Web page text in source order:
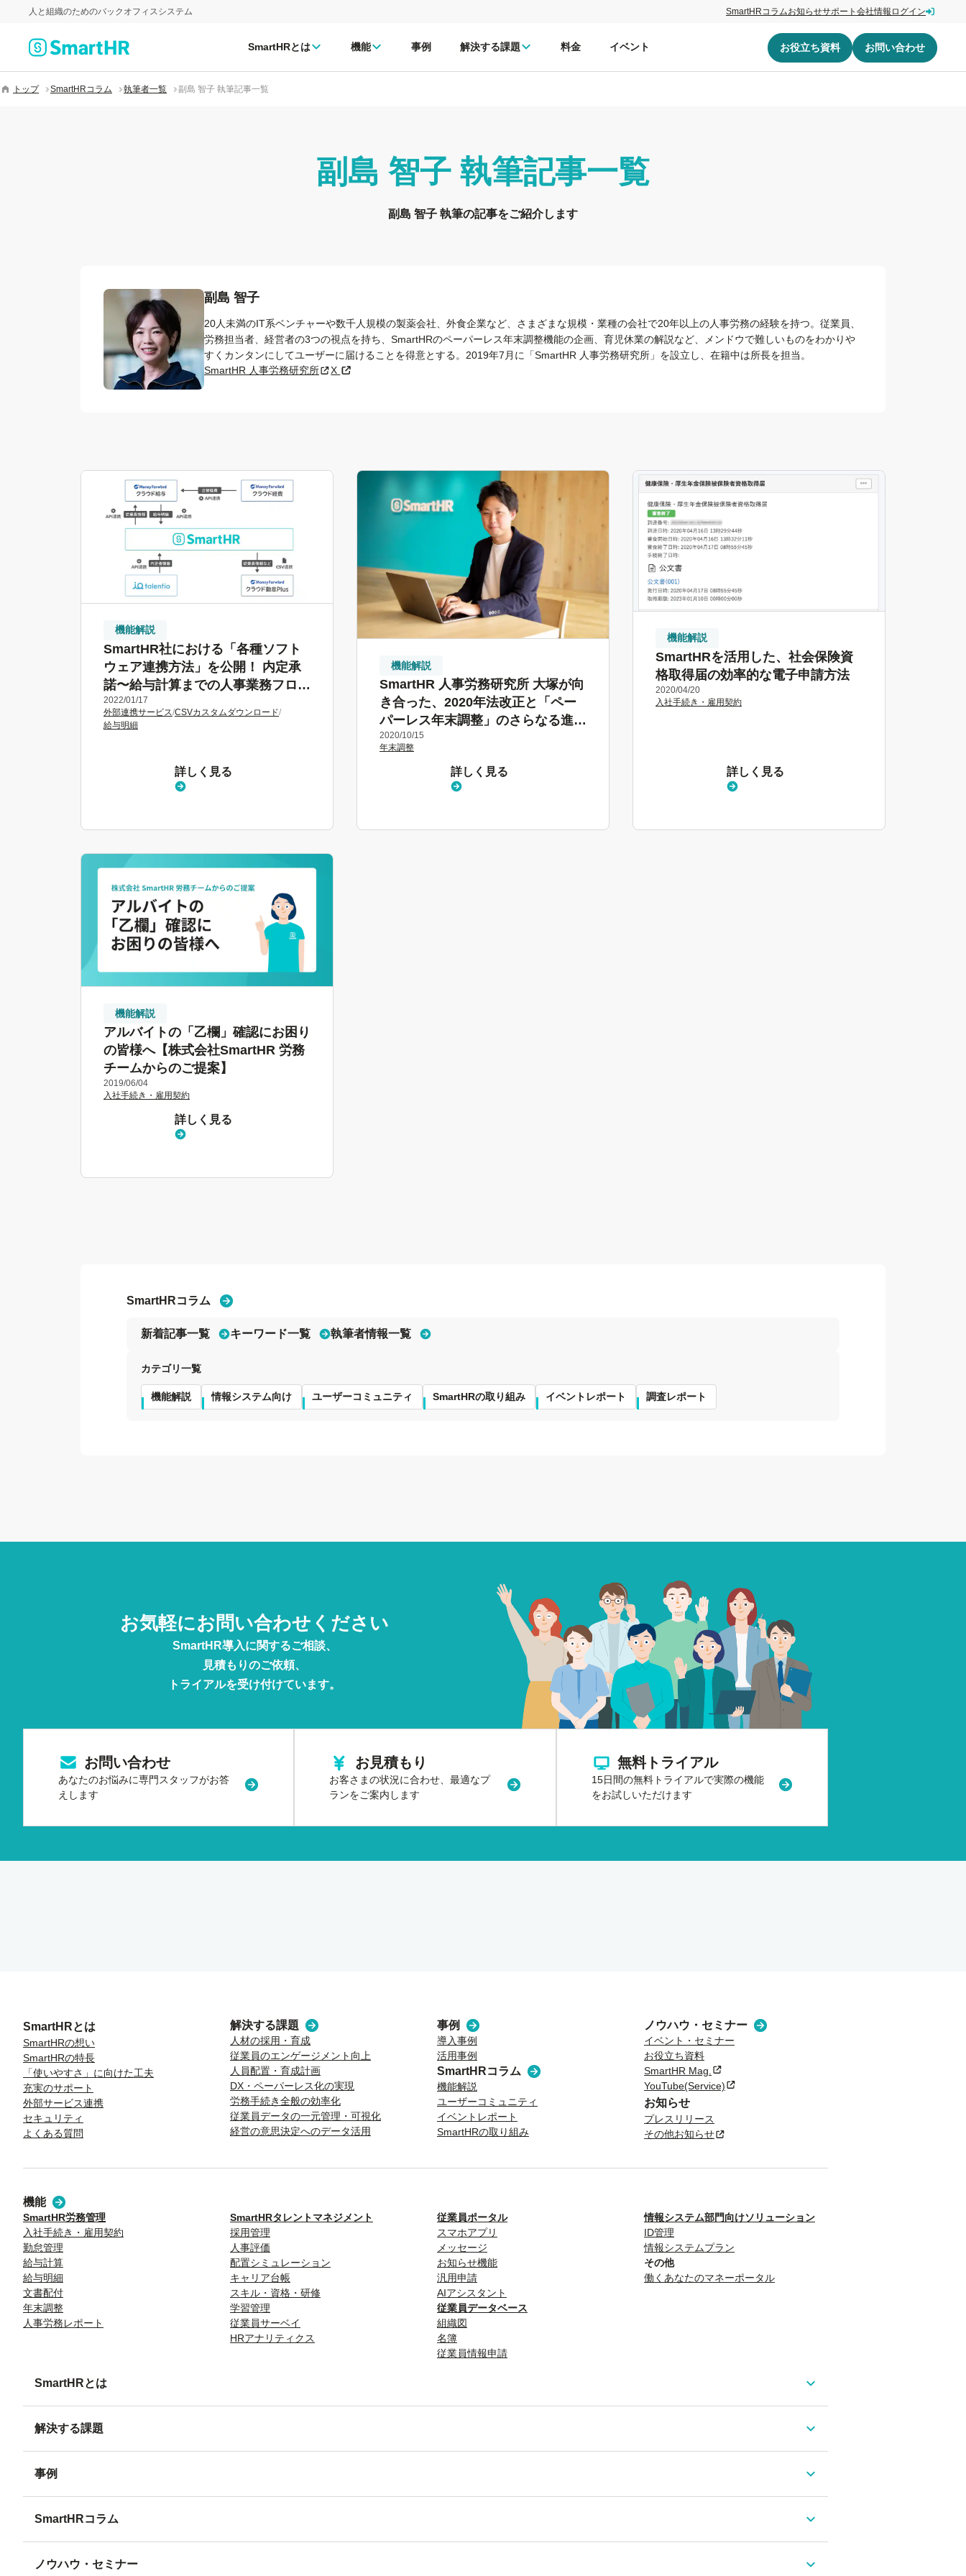
人と組織のためのバックオフィスシステム SmartHRコラムお知らせサポート 会社情報 ログイン
SmartHRとは 機能 事例 解決する課題 料金 イベント お役立ち資料 お問い合わせ
トップ SmartHRコラム 執筆者一覧 副島 智子 執筆記事一覧
副島 智子 執筆記事一覧
副島 智子 執筆の記事をご紹介します
副島 智子
20人未満のIT系ベンチャーや数千人規模の製薬会社、外食企業など、さまざまな規模・業種の会社で20年以上の人事労務の経験を持つ。従業員、
労務担当者、経営者の3つの視点を持ち、SmartHRのペーパーレス年末調整機能の企画、育児休業の解説など、メンドウで難しいものをわかりや
すくカンタンにしてユーザーに届けることを得意とする。2019年7月に「SmartHR 人事労務研究所」を設立し、在籍中は所長を担当。
SmartHR 人事労務研究所新規タブまたはウィンドウで開く
X 新規タブまたはウィンドウで開く
機能解説
SmartHR社における「各種ソフト
ウェア連携方法」を公開！ 内定承
諾〜給与計算までの人事業務フロー
も解説
2022/01/17
外部連携サービス/CSVカスタムダウンロード/
給与明細
詳しく見る
機能解説
SmartHR 人事労務研究所 大塚が向
き合った、2020年法改正と「ペー
パーレス年末調整」のさらなる進化
について
2020/10/15
年末調整
詳しく見る
機能解説
SmartHRを活用した、社会保険資
格取得届の効率的な電子申請方法
2020/04/20
入社手続き・雇用契約
詳しく見る
機能解説
アルバイトの「乙欄」確認にお困り
の皆様へ【株式会社SmartHR 労務
チームからのご提案】
2019/06/04
入社手続き・雇用契約
詳しく見る
SmartHRコラム
新着記事一覧 キーワード一覧 執筆者情報一覧
カテゴリ一覧
機能解説 情報システム向け ユーザーコミュニティ SmartHRの取り組み イベントレポート 調査レポート
お気軽にお問い合わせください
SmartHR導入に関するご相談、
見積もりのご依頼、
トライアルを受け付けています。
お問い合わせ
あなたのお悩みに専門スタッフがお答
えします
新規タブまたはウィンドウで開く
お見積もり
お客さまの状況に合わせ、 最適なプ
ランをご案内します
新規タブまたはウィンドウで開く
無料トライアル
15日間の無料トライアルで実際の機能
をお試しいただけます
新規タブまたはウィンドウで開く
SmartHRとは
SmartHRの想い
SmartHRの特長
「使いやすさ」に向けた工夫
充実のサポート
外部サービス連携
セキュリティ
よくある質問
解決する課題
人材の採用・育成
従業員のエンゲージメント向上
人員配置・育成計画
DX・ペーパーレス化の実現
労務手続き全般の効率化
従業員データの一元管理・可視化
経営の意思決定へのデータ活用
事例
導入事例
活用事例
SmartHRコラム
機能解説
ユーザーコミュニティ
イベントレポート
SmartHRの取り組み
ノウハウ・セミナー
イベント・セミナー
お役立ち資料
SmartHR Mag. 新規タブまたはウィンドウで開く
YouTube(Service)新規タブまたはウィンドウで開く
お知らせ
プレスリリース
その他お知らせ新規タブまたはウィンドウで開く
機能
SmartHR労務管理
入社手続き・雇用契約
勤怠管理
給与計算
給与明細
文書配付
年末調整
人事労務レポート
SmartHRタレントマネジメント
採用管理
人事評価
配置シミュレーション
キャリア台帳
スキル・資格・研修
学習管理
従業員サーベイ
HRアナリティクス
従業員ポータル
スマホアプリ
メッセージ
お知らせ機能
汎用申請
AIアシスタント
従業員データベース
組織図
名簿
従業員情報申請
情報システム部門向けソリューション
ID管理
情報システムプラン
その他
働くあなたのマネーポータル
SmartHRとは
解決する課題
事例
SmartHRコラム
ノウハウ・セミナー